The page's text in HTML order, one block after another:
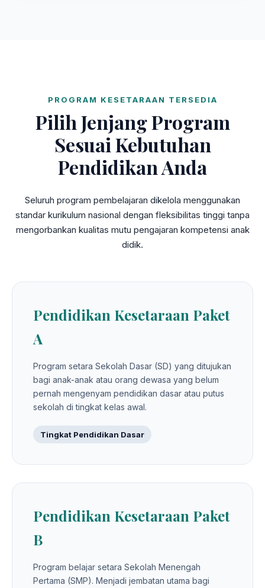
PROGRAM KESETARAAN TERSEDIA
Pilih Jenjang Program
Sesuai Kebutuhan
Pendidikan Anda
Seluruh program pembelajaran dikelola menggunakan
standar kurikulum nasional dengan fleksibilitas tinggi tanpa
mengorbankan kualitas mutu pengajaran kompetensi anak
didik.
Pendidikan Kesetaraan Paket
A
Program setara Sekolah Dasar (SD) yang ditujukan
bagi anak-anak atau orang dewasa yang belum
pernah mengenyam pendidikan dasar atau putus
sekolah di tingkat kelas awal.
Tingkat Pendidikan Dasar
Pendidikan Kesetaraan Paket
B
Program belajar setara Sekolah Menengah
Pertama (SMP). Menjadi jembatan utama bagi